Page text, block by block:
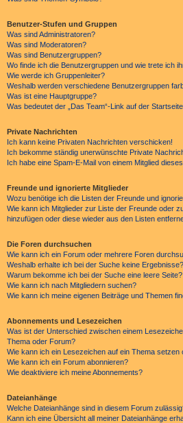
Benutzer-Stufen und Gruppen
Was sind Administratoren?
Was sind Moderatoren?
Was sind Benutzergruppen?
Wo finde ich die Benutzergruppen und wie trete ich
Wie werde ich Gruppenleiter?
Weshalb werden verschiedene Benutzergruppen
Was ist eine Hauptgruppe?
Was bedeutet der „Das Team“-Link auf der
Private Nachrichten
Ich kann keine Privaten Nachrichten verschicken!
Ich bekomme ständig unerwünschte Private
Ich habe eine Spam-E-Mail von einem Mitglied
Freunde und ignorierte Mitglieder
Wozu benötige ich die Listen der Freunde und
Wie kann ich Mitglieder zur Liste der Freunde oder
hinzufügen oder diese wieder aus den Listen
Die Foren durchsuchen
Wie kann ich ein Forum oder mehrere Foren
Weshalb erhalte ich bei der Suche keine Ergebnisse?
Warum bekomme ich bei der Suche eine leere Seite?
Wie kann ich nach Mitgliedern suchen?
Wie kann ich meine eigenen Beiträge und Themen
Abonnements und Lesezeichen
Was ist der Unterschied zwischen einem
Thema oder Forum?
Wie kann ich ein Lesezeichen auf ein Thema setzen
Wie kann ich ein Forum abonnieren?
Wie deaktiviere ich meine Abonnements?
Dateianhänge
Welche Dateianhänge sind in diesem Forum
Kann ich eine Übersicht all meiner Dateianhänge